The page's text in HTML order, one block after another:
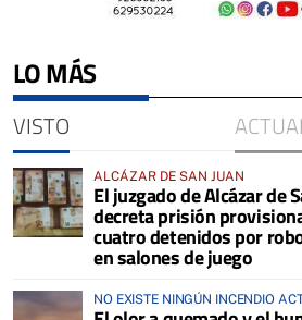
LO MÁS
VISTO
ALCÁZAR DE SAN JUAN
El juzgado de Alcázar de
decreta prisión
cuatro detenidos por
en salones de juego
NO EXISTE NINGÚN INCENDIO
COMARCA